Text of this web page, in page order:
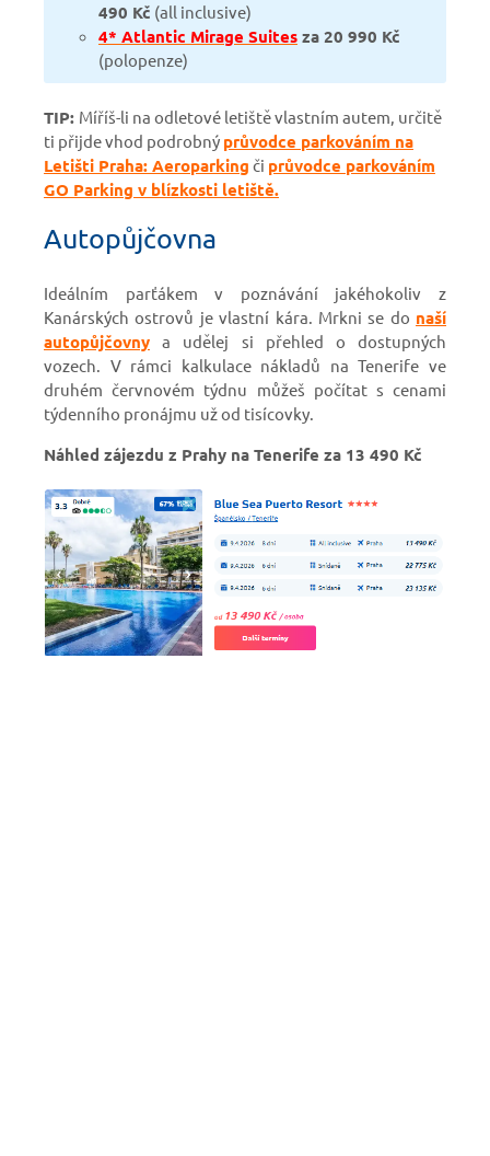
490 Kč (all inclusive)
4* Atlantic Mirage Suites za 20 990 Kč
(polopenze)
TIP: Míříš-li na odletové letiště vlastním autem, určitě
ti přijde vhod podrobný průvodce parkováním na
Letišti Praha: Aeroparking či průvodce parkováním
GO Parking v blízkosti letiště.
Autopůjčovna
Ideálním parťákem v poznávání jakéhokoliv z
Kanárských ostrovů je vlastní kára. Mrkni se do naší
autopůjčovny a udělej si přehled o dostupných
vozech. V rámci kalkulace nákladů na Tenerife ve
druhém červnovém týdnu můžeš počítat s cenami
týdenního pronájmu už od tisícovky.
Náhled zájezdu z Prahy na Tenerife za 13 490 Kč